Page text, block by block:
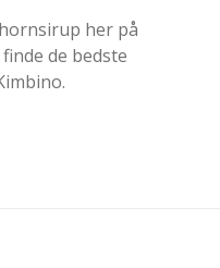
her på
de bedste